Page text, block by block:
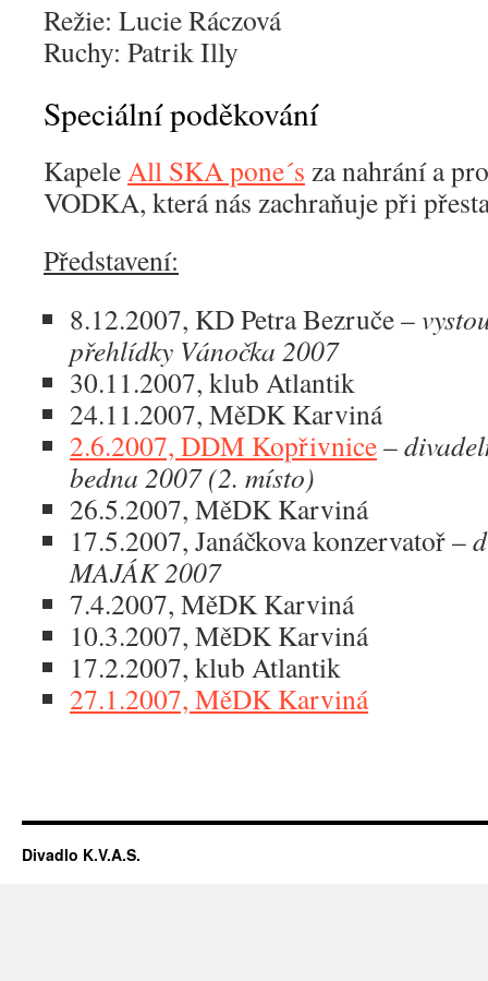
Režie: Lucie Ráczová
Ruchy: Patrik Illy
Speciální poděkování
KapeleAll SKA pone´s za nahrání a
VODKA, která nás zachraňuje při
Představení:
8.12.2007, KD Petra Bezruče –
přehlídky Vánočka 2007
30.11.2007, klub Atlantik
24.11.2007, MěDK Karviná
2.6.2007, DDM Kopřivnice–
bedna 2007 (2. místo)
26.5.2007, MěDK Karviná
17.5.2007, Janáčkova konzervatoř –
MAJÁK 2007
7.4.2007, MěDK Karviná
10.3.2007, MěDK Karviná
17.2.2007, klub Atlantik
27.1.2007, MěDK Karviná
Divadlo K.V.A.S.